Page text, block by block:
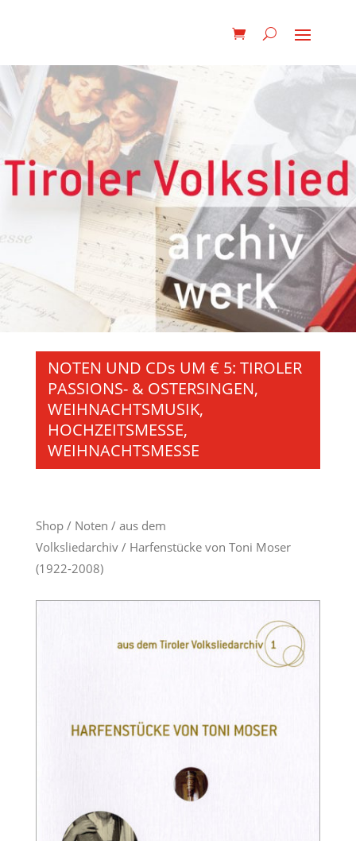
NOTEN UND CDs UM € 5: TIROLER
PASSIONS- & OSTERSINGEN,
WEIHNACHTSMUSIK,
HOCHZEITSMESSE,
WEIHNACHTSMESSE
Shop/ Noten / aus dem
Volksliedarchiv/ Harfenstücke von Toni Moser
(1922-2008)